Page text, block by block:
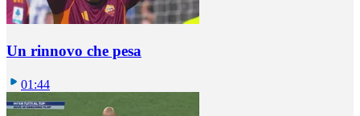
Un rinnovo che pesa
01:44